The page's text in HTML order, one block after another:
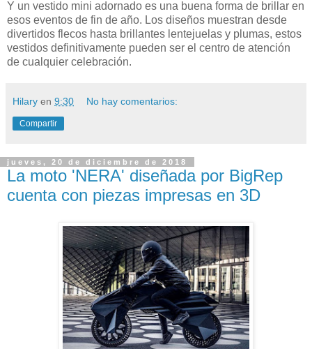
Y un vestido mini adornado es una buena forma de brillar en
esos eventos de fin de año. Los diseños muestran desde
divertidos flecos hasta brillantes lentejuelas y plumas, estos
vestidos definitivamente pueden ser el centro de atención
de cualquier celebración.
Hilary en 9:30 No hay comentarios:
Compartir
jueves, 20 de diciembre de 2018
La moto 'NERA' diseñada por BigRep
cuenta con piezas impresas en 3D